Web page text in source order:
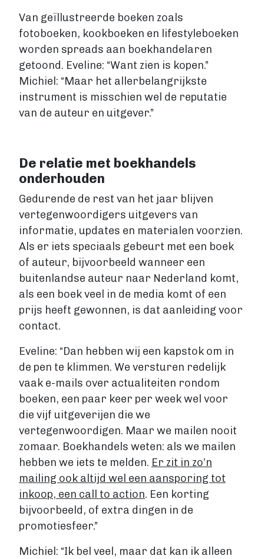
Van geïllustreerde boeken zoals
fotoboeken, kookboeken en lifestyleboeken
worden spreads aan boekhandelaren
getoond. Eveline: “Want zien is kopen.”
Michiel: “Maar het allerbelangrijkste
instrument is misschien wel de reputatie
van de auteur en uitgever.”
De relatie met boekhandels
onderhouden
Gedurende de rest van het jaar blijven
vertegenwoordigers uitgevers van
informatie, updates en materialen voorzien.
Als er iets speciaals gebeurt met een boek
of auteur, bijvoorbeeld wanneer een
buitenlandse auteur naar Nederland komt,
als een boek veel in de media komt of een
prijs heeft gewonnen, is dat aanleiding voor
contact.
Eveline: “Dan hebben wij een kapstok om in
de pen te klimmen. We versturen redelijk
vaak e-mails over actualiteiten rondom
boeken, een paar keer per week wel voor
die vijf uitgeverijen die we
vertegenwoordigen. Maar we mailen nooit
zomaar. Boekhandels weten: als we mailen
hebben we iets te melden. Er zit in zo’n
mailing ook altijd wel een aansporing tot
inkoop, een call to action. Een korting
bijvoorbeeld, of extra dingen in de
promotiesfeer.”
Michiel: “Ik bel veel, maar dat kan ik alleen